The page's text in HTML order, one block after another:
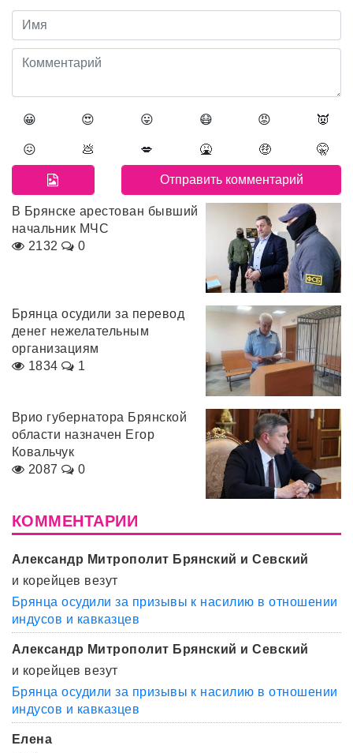
😀 😍 😛 😷 😡 👿
😖 💩 💋 🤮 🤑 🤫
В Брянске арестован бывший
начальник МЧС
2132
0
Брянца осудили за перевод
денег нежелательным
организациям
1834
1
Врио губернатора Брянской
области назначен Егор
Ковальчук
2087
0
КОММЕНТАРИИ
Александр Митрополит Брянский и Севский
и корейцев везут
Брянца осудили за призывы к насилию в отношении
индусов и кавказцев
Александр Митрополит Брянский и Севский
и корейцев везут
Брянца осудили за призывы к насилию в отношении
индусов и кавказцев
Елена